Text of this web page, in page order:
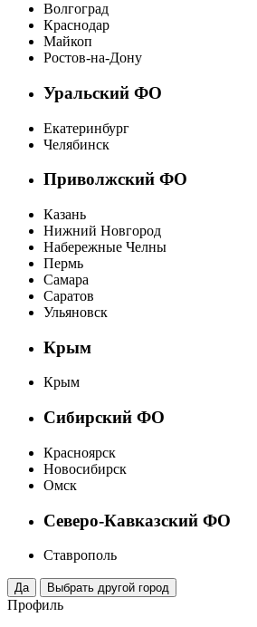
Волгоград
Краснодар
Майкоп
Ростов-на-Дону
Уральский ФО
Екатеринбург
Челябинск
Приволжский ФО
Казань
Нижний Новгород
Набережные Челны
Пермь
Самара
Саратов
Ульяновск
Крым
Крым
Сибирский ФО
Красноярск
Новосибирск
Омск
Северо-Кавказский ФО
Ставрополь
Профиль